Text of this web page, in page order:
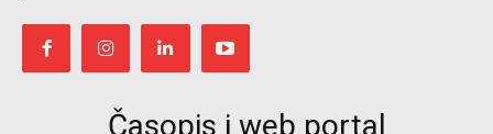
Časopis i web portal